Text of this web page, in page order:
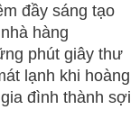
đầy sáng tạo
hàng
phút giây thư
lạnh khi hoàng
đình thành sợi